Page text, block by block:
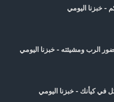
- خبزنا اليومي
الرب ومشيئته - خبزنا اليومي
في كيأنك - خبزنا اليومي